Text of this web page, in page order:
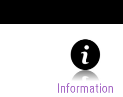
Information